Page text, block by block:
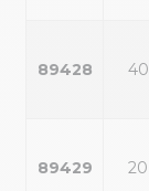
89428 40
89429 20